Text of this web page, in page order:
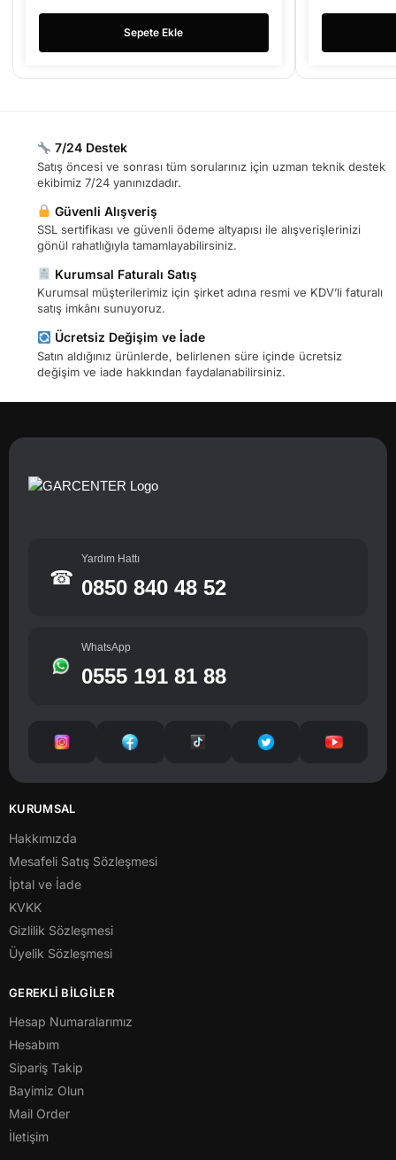
Sepete Ekle
7/24 Destek
Satış öncesi ve sonrası tüm sorularınız için uzman teknik destek
ekibimiz 7/24 yanınızdadır.
Güvenli Alışveriş
SSL sertifikası ve güvenli ödeme altyapısı ile alışverişlerinizi
gönül rahatlığıyla tamamlayabilirsiniz.
Kurumsal Faturalı Satış
Kurumsal müşterilerimiz için şirket adına resmi ve KDV’li faturalı
satış imkânı sunuyoruz.
Ücretsiz Değişim ve İade
Satın aldığınız ürünlerde, belirlenen süre içinde ücretsiz
değişim ve iade hakkından faydalanabilirsiniz.
☎
Yardım Hattı
0850 840 48 52
WhatsApp
0555 191 81 88
KURUMSAL
Hakkımızda
Mesafeli Satış Sözleşmesi
İptal ve İade
KVKK
Gizlilik Sözleşmesi
Üyelik Sözleşmesi
GEREKLİ BİLGİLER
Hesap Numaralarımız
Hesabım
Sipariş Takip
Bayimiz Olun
Mail Order
İletişim